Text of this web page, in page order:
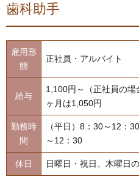
歯科助手
雇用形
態
正社員・アルバイト
給与
1,100円～（正社員の
ヶ月は1,050円
勤務時
間
（平日）8：30～12：
～12：30
休日 日曜日・祝日、木曜日